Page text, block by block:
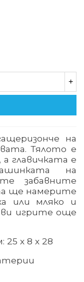
+
на
Тялото е
главичката е
на
забавните
ще намерите
или мляко и
игрите още
25 х 8 х 28